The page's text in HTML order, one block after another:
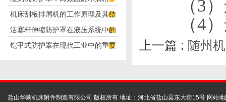
尘，守护设备精度与安全
机床刮板排屑机的工作原理及其结
构分析
活塞杆伸缩防护罩在液压系统中的
应用
铠甲式防护罩在现代工业中的重要
（3）
（4）
上一篇 : 随州
盐山华蒴机床附件制造有限公司 版权所有 地址：河北省盐山县东大街15号 网站